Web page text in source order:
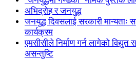
अभिद्रोह र जनयुद्ध
जनयुद्ध दिवसलाई सरकारी मान्यताः
कार्यक्रम
एमसीसीले निर्माण गर्न लागेको
असन्तुष्टि